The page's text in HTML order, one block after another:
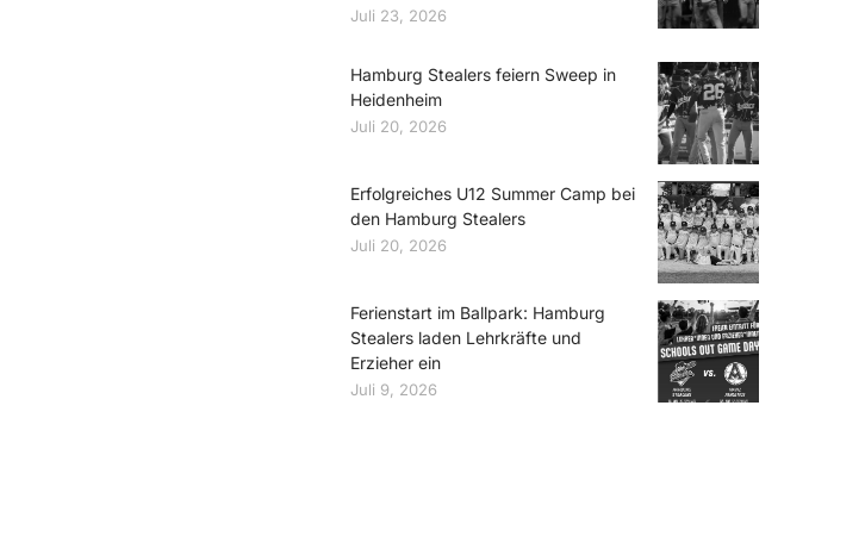
Juli 23, 2026
Hamburg Stealers feiern Sweep in
Heidenheim
Juli 20, 2026
Erfolgreiches U12 Summer Camp bei
den Hamburg Stealers
Juli 20, 2026
Ferienstart im Ballpark: Hamburg
Stealers laden Lehrkräfte und
Erzieher ein
Juli 9, 2026